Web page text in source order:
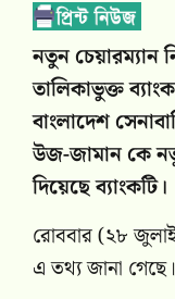
নতুন চেয়ারম্যান
তালিকাভুক্ত
বাংলাদেশ
উজ-জামান কে
দিয়েছে ব্যাংকটি।
রোববার (২৮
এ তথ্য জানা গেছে।